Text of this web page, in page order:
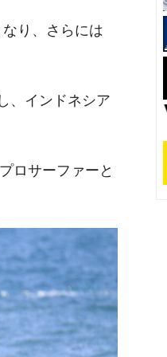
り、さらには
、インドネシア
ロサーファーと